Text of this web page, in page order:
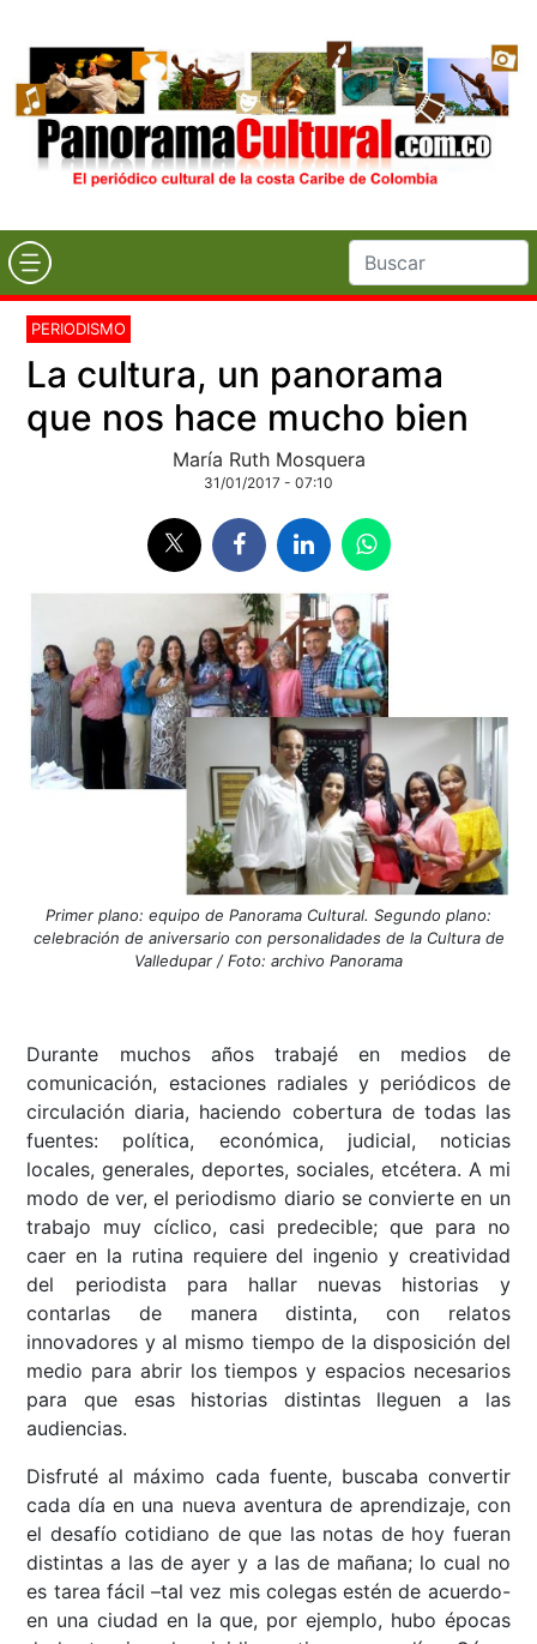
PERIODISMO
La cultura, un panorama
que nos hace mucho bien
María Ruth Mosquera
31/01/2017 - 07:10
Primer plano: equipo de Panorama Cultural. Segundo plano:
celebración de aniversario con personalidades de la Cultura de
Valledupar / Foto: archivo Panorama
Durante muchos años trabajé en medios de
comunicación, estaciones radiales y periódicos de
circulación diaria, haciendo cobertura de todas las
fuentes: política, económica, judicial, noticias
locales, generales, deportes, sociales, etcétera. A mi
modo de ver, el periodismo diario se convierte en un
trabajo muy cíclico, casi predecible; que para no
caer en la rutina requiere del ingenio y creatividad
del periodista para hallar nuevas historias y
contarlas de manera distinta, con relatos
innovadores y al mismo tiempo de la disposición del
medio para abrir los tiempos y espacios necesarios
para que esas historias distintas lleguen a las
audiencias.
Disfruté al máximo cada fuente, buscaba convertir
cada día en una nueva aventura de aprendizaje, con
el desafío cotidiano de que las notas de hoy fueran
distintas a las de ayer y a las de mañana; lo cual no
es tarea fácil –tal vez mis colegas estén de acuerdo-
en una ciudad en la que, por ejemplo, hubo épocas